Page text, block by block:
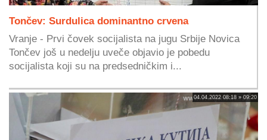
Tončev: Surdulica dominantno crvena
Vranje - Prvi čovek socijalista na jugu Srbije Novica
Tončev još u nedelju uveče objavio je pobedu
socijalista koji su na predsedničkim i...
04.04.2022 08:18 » 09:20